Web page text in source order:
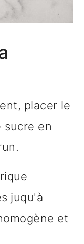
placer le
sucre en
juqu'à
et